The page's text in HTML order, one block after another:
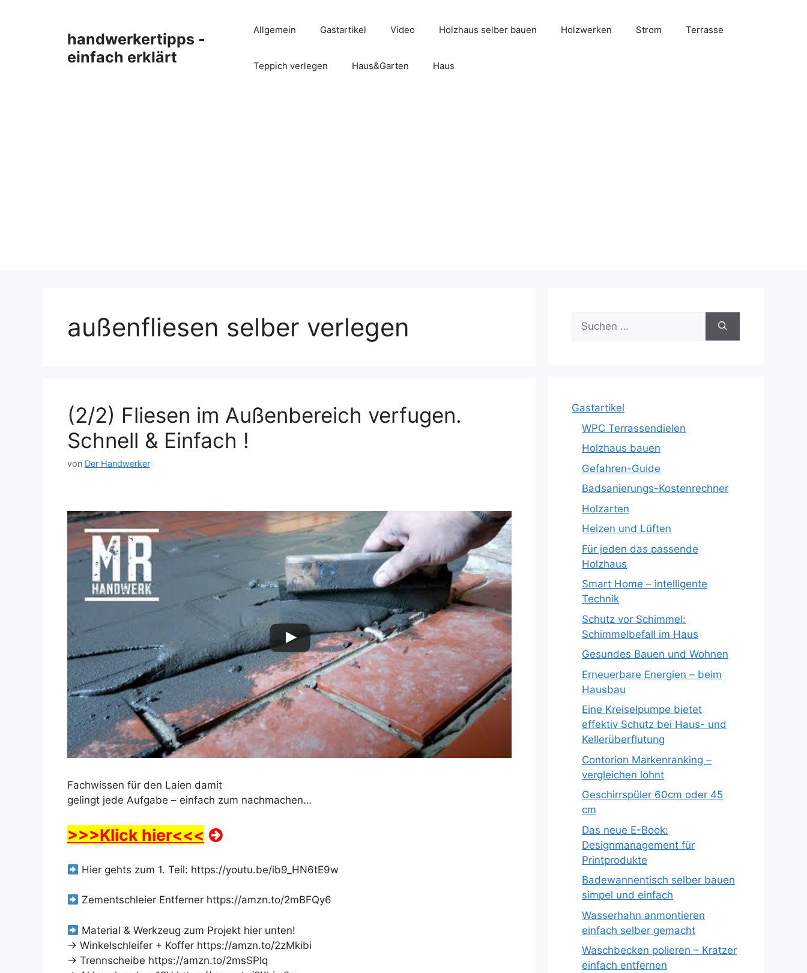
handwerkertipps -
einfach erklärt
Allgemein Gastartikel Video Holzhaus selber bauen Holzwerken Strom Terrasse
Teppich verlegen Haus&Garten Haus
außenfliesen selber verlegen
(2/2) Fliesen im Außenbereich verfugen.
Schnell & Einfach !
von Der Handwerker
Dieses Video auf YouTube ansehen
Fachwissen für den Laien damit
gelingt jede Aufgabe – einfach zum nachmachen…
>>>Klick hier<<<
Hier gehts zum 1. Teil: https://youtu.be/ib9_HN6tE9w
Zementschleier Entferner https://amzn.to/2mBFQy6
Material & Werkzeug zum Projekt hier unten!
→ Winkelschleifer + Koffer https://amzn.to/2zMkibi
→ Trennscheibe https://amzn.to/2msSPlq
Suche
nach:
Gastartikel
WPC Terrassendielen
Holzhaus bauen
Gefahren-Guide
Badsanierungs-Kostenrechner
Holzarten
Heizen und Lüften
Für jeden das passende
Holzhaus
Smart Home – intelligente
Technik
Schutz vor Schimmel:
Schimmelbefall im Haus
Gesundes Bauen und Wohnen
Erneuerbare Energien – beim
Hausbau
Eine Kreiselpumpe bietet
effektiv Schutz bei Haus- und
Kellerüberflutung
Contorion Markenranking –
vergleichen lohnt
Geschirrspüler 60cm oder 45
cm
Das neue E-Book:
Designmanagement für
Printprodukte
Badewannentisch selber bauen
simpel und einfach
Wasserhahn anmontieren
einfach selber gemacht
Waschbecken polieren – Kratzer
einfach entfernen